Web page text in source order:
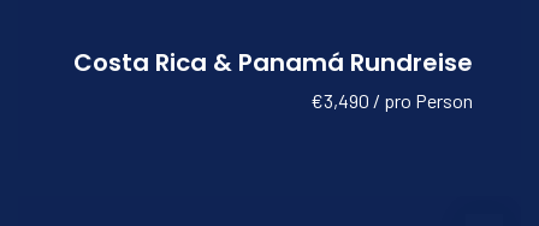
Costa Rica & Panamá Rundreise
€3,490 / pro Person